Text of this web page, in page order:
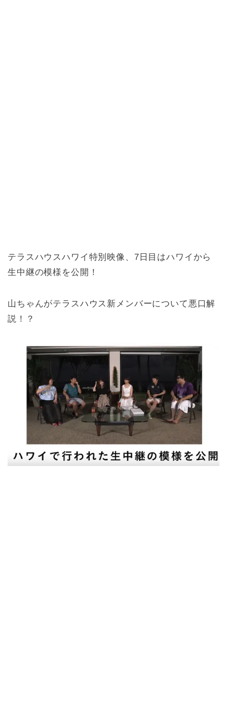
テラスハウスハワイ特別映像、7日目はハワイから
生中継の模様を公開！
山ちゃんがテラスハウス新メンバーについて悪口解
説！？